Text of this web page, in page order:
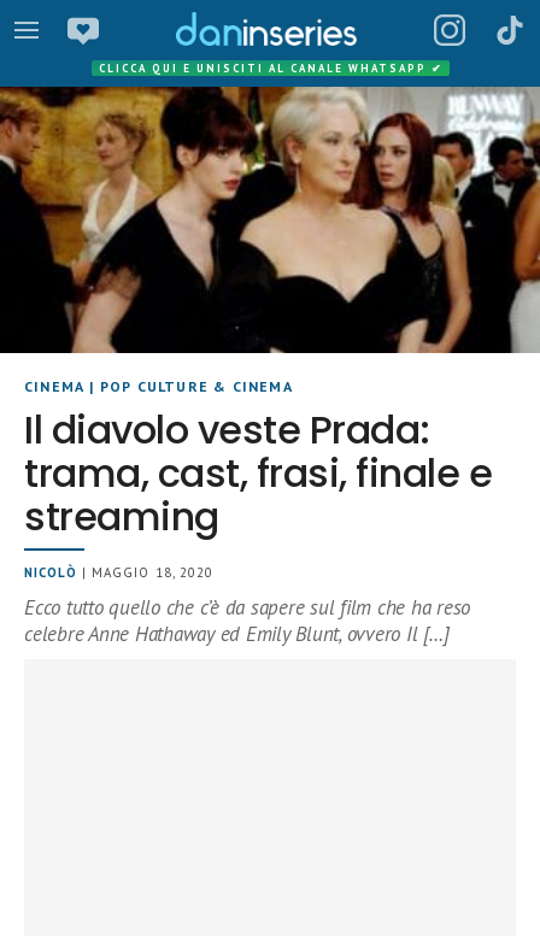
CLICCA QUI E UNISCITI AL CANALE WHATSAPP ✔
CINEMA | POP CULTURE & CINEMA
Il diavolo veste Prada:
trama, cast, frasi, finale e
streaming
NICOLÒ | MAGGIO 18, 2020
Ecco tutto quello che c’è da sapere sul film che ha reso
celebre Anne Hathaway ed Emily Blunt, ovvero Il […]